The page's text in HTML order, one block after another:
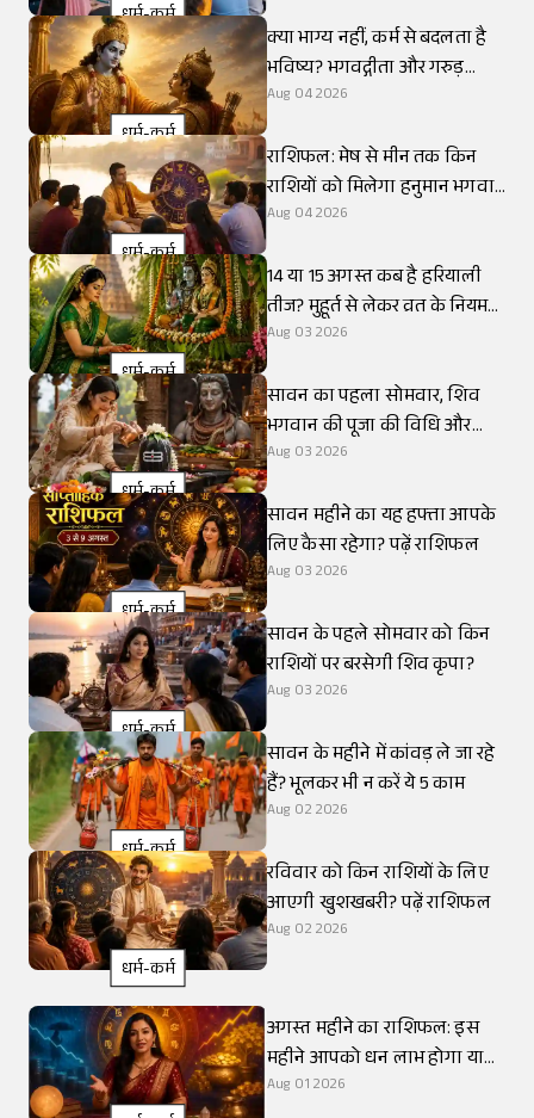
धर्म-कर्म
धर्म-कर्म
क्या भाग्य नहीं, कर्म से बदलता है
भविष्य? भगवद्गीता और गरुड़
पुराण से समझिए
Aug 04 2026
धर्म-कर्म
राशिफल: मेष से मीन तक किन
राशियों को मिलेगा हनुमान भगवान
का आशीर्वाद?
Aug 04 2026
धर्म-कर्म
14 या 15 अगस्त कब है हरियाली
तीज? मुहूर्त से लेकर व्रत के नियम
जानिए
Aug 03 2026
धर्म-कर्म
सावन का पहला सोमवार, शिव
भगवान की पूजा की विधि और
नियम जानिए
Aug 03 2026
धर्म-कर्म
सावन महीने का यह हफ्ता आपके
लिए कैसा रहेगा? पढ़ें राशिफल
Aug 03 2026
धर्म-कर्म
सावन के पहले सोमवार को किन
राशियों पर बरसेगी शिव कृपा?
Aug 03 2026
धर्म-कर्म
सावन के महीने में कांवड़ ले जा रहे
हैं? भूलकर भी न करें ये 5 काम
Aug 02 2026
धर्म-कर्म
रविवार को किन राशियों के लिए
आएगी खुशखबरी? पढ़ें राशिफल
Aug 02 2026
अगस्त महीने का राशिफल: इस
महीने आपको धन लाभ होगा या
नहीं?
Aug 01 2026